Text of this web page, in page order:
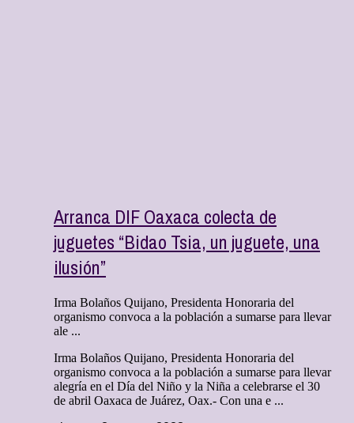
Arranca DIF Oaxaca colecta de
juguetes “Bidao Tsia, un juguete, una
ilusión”
Irma Bolaños Quijano, Presidenta Honoraria del
organismo convoca a la población a sumarse para llevar
ale ...
Irma Bolaños Quijano, Presidenta Honoraria del
organismo convoca a la población a sumarse para llevar
alegría en el Día del Niño y la Niña a celebrarse el 30
de abril Oaxaca de Juárez, Oax.- Con una e ...